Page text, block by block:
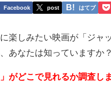
Facebook post はてブ
楽しみたい映画が「ジャ
あなたは知っていますか？
がどこで見れるか調査し